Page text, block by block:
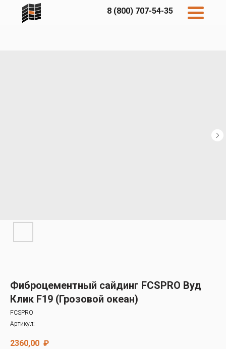
8 (800) 707-54-35
Фиброцементный сайдинг FCSPRO Вуд
Клик F19 (Грозовой океан)
FCSPRO
Артикул:
2360,00 ₽